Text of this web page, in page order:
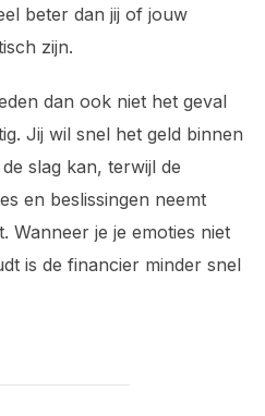
beter dan jij of jouw
zijn.
dan ook niet het geval
Jij wil snel het geld binnen
slag kan, terwijl de
en beslissingen neemt
Wanneer je je emoties niet
is de financier minder snel